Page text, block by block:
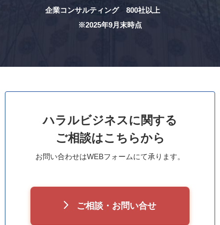
企業コンサルティング 800社以上
※2025年9月末時点
ハラルビジネスに関する
ご相談はこちらから
お問い合わせはWEBフォームにて承ります。
ご相談・お問い合せ